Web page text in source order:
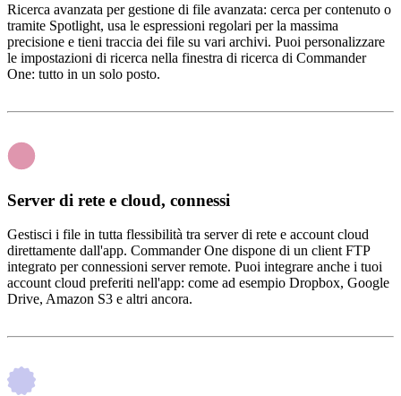
Ricerca avanzata per gestione di file avanzata: cerca per contenuto o
tramite Spotlight, usa le espressioni regolari per la massima
precisione e tieni traccia dei file su vari archivi. Puoi personalizzare
le impostazioni di ricerca nella finestra di ricerca di Commander
One: tutto in un solo posto.
Server di rete e cloud, connessi
Gestisci i file in tutta flessibilità tra server di rete e account cloud
direttamente dall'app. Commander One dispone di un client FTP
integrato per connessioni server remote. Puoi integrare anche i tuoi
account cloud preferiti nell'app: come ad esempio Dropbox, Google
Drive, Amazon S3 e altri ancora.